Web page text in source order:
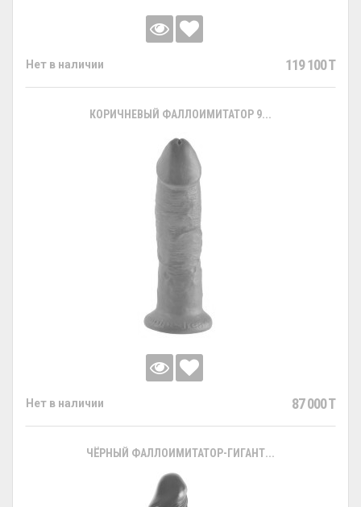
Нет в наличии 119 100 T
КОРИЧНЕВЫЙ ФАЛЛОИМИТАТОР 9...
Нет в наличии 87 000 T
ЧЁРНЫЙ ФАЛЛОИМИТАТОР-ГИГАНТ...